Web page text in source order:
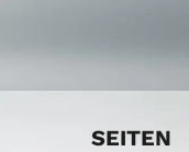
SEITEN